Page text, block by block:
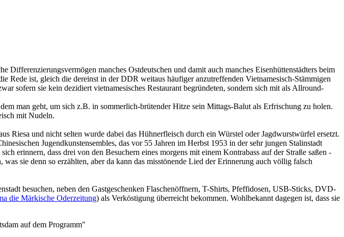
manches Ostdeutschen und damit auch manches Eisenhüttenstädters beim
ist, gleich die dereinst in der DDR weitaus häufiger anzutreffenden Vietnamesisch-Stämmigen
sofern sie kein dezidiert vietnamesisches Restaurant begründeten, sondern sich mit als Allround-
man geht, um sich z.B. in sommerlich-brütender Hitze sein Mittags-Balut als Erfrischung zu holen.
mit Nudeln.
Riesa und nicht selten wurde dabei das Hühnerfleisch durch ein Würstel oder Jagdwurstwürfel ersetzt.
Jugendkunstensembles, das vor 55 Jahren im Herbst 1953 in der sehr jungen Stalinstadt
erinnern, dass drei von den Besuchern eines morgens mit einem Kontrabass auf der Straße saßen -
sie denn so erzählten, aber da kann das misstönende Lied der Erinnerung auch völlig falsch
besuchen, neben den Gastgeschenken Flaschenöffnern, T-Shirts, Pfeffidosen, USB-Sticks, DVD-
die Märkische Oderzeitung) als Verköstigung überreicht bekommen. Wohlbekannt dagegen ist, dass sie
auf dem Programm"